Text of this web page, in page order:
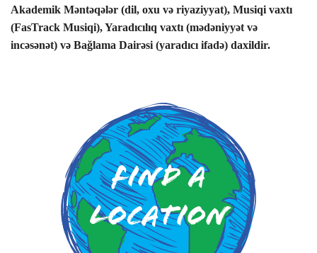
Akademik Məntəqələr (dil, oxu və riyaziyyat), Musiqi vaxtı
(FasTrack Musiqi), Yaradıcılıq vaxtı (mədəniyyət və
incəsənət) və Bağlama Dairəsi (yaradıcı ifadə) daxildir.
Find a
Location